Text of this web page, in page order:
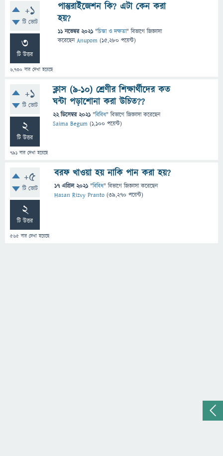
+1
টি ভোট
3
টি উত্তর
6,730 বার দেখা হয়েছে
পাস্তুরাইজেশন কি? এটা কেন করা
হয়?
11 নভেম্বর 2021 "চিন্তা ও দক্ষতা" বিভাগে জিজ্ঞাসা
করেছেনAnupom (15,280 পয়েন্ট)
+1
টি ভোট
2
টি উত্তর
791 বার দেখা হয়েছে
ক্লাস (9-10) শ্রেণীর শিক্ষার্থীদের কত
ঘন্টা পড়াশোনা করা উচিত??
22 ডিসেম্বর 2021 "বিবিধ" বিভাগে জিজ্ঞাসাকরেছেন
Saima Begum (1,100 পয়েন্ট)
+5
টি ভোট
2
টি উত্তর
565 বার দেখা হয়েছে
বরফ খাওয়া হয় নাকি পান করা হয়?
17 এপ্রিল 2021 "বিবিধ" বিভাগে জিজ্ঞাসাকরেছেন
Hasan Rizvy Pranto (39,270 পয়েন্ট)